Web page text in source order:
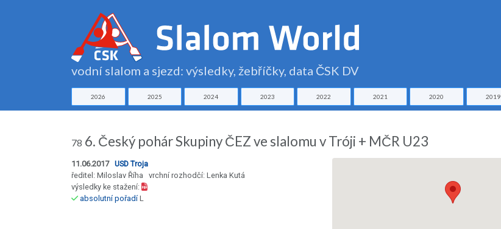
vodní slalom a sjezd: výsledky, žebříčky, data ČSK DV
2026 2025 2024 2023 2022 2021 2020 2019
78 6. Český pohár Skupiny ČEZ ve slalomu v Tróji + MČR U23
11.06.2017 USD Troja
ředitel: Miloslav Říha vrchní rozhodčí: Lenka Kutá
výsledky ke stažení:
absolutní pořadíL